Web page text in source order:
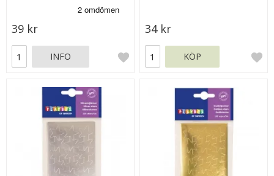
39 kr
INFO
34 kr
KÖP